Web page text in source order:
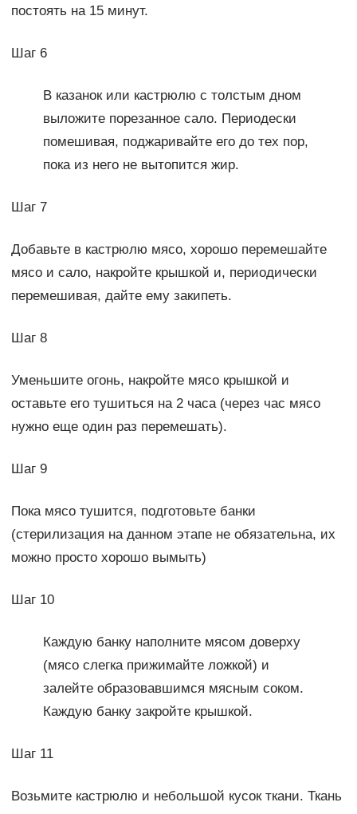
постоять на 15 минут.
Шаг 6
В казанок или кастрюлю с толстым дном
выложите порезанное сало. Периодески
помешивая, поджаривайте его до тех пор,
пока из него не вытопится жир.
Шаг 7
Добавьте в кастрюлю мясо, хорошо перемешайте
мясо и сало, накройте крышкой и, периодически
перемешивая, дайте ему закипеть.
Шаг 8
Уменьшите огонь, накройте мясо крышкой и
оставьте его тушиться на 2 часа (через час мясо
нужно еще один раз перемешать).
Шаг 9
Пока мясо тушится, подготовьте банки
(стерилизация на данном этапе не обязательна, их
можно просто хорошо вымыть)
Шаг 10
Каждую банку наполните мясом доверху
(мясо слегка прижимайте ложкой) и
залейте образовавшимся мясным соком.
Каждую банку закройте крышкой.
Шаг 11
Возьмите кастрюлю и небольшой кусок ткани. Ткань